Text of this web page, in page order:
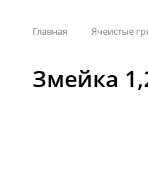
Главная
Змейка